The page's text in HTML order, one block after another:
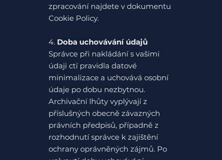
zpracování najdete v dokumentu
Cookie Policy.
4. Doba uchovávání údajů
Správce při nakládání s vašimi
údaji ctí pravidla datové
minimalizace a uchovává osobní
údaje po dobu nezbytnou.
Archivační lhůty vyplývají z
příslušných obecně závazných
právních předpisů, případně z
rozhodnutí správce k zajištění
ochrany oprávněných zájmů. Po